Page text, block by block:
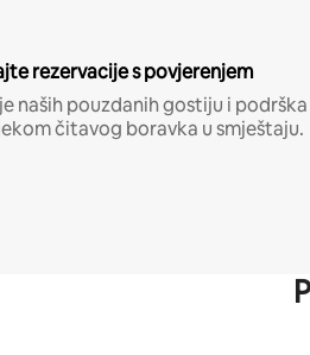
rezervacije s povjerenjem
naših pouzdanih gostiju i podrška
čitavog boravka u smještaju.